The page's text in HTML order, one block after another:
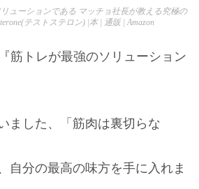
ューションである マッチョ社長が教える究極の
テストステロン) |本 | 通販 | Amazon
筋トレが最強のソリューション
ました、「筋肉は裏切らな
自分の最高の味方を手に入れま